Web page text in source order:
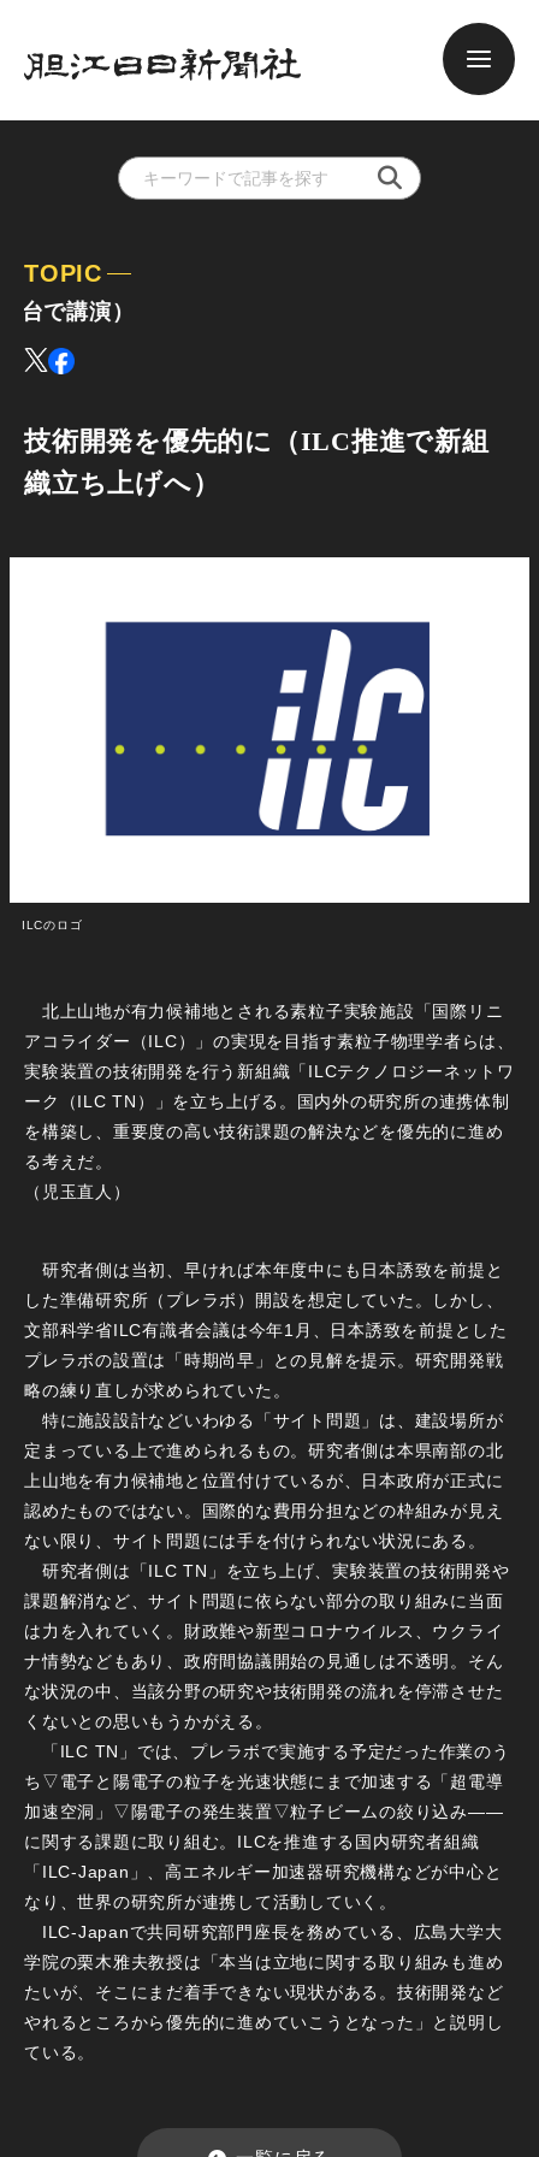
TOPIC
技術開発を優先的に（ILC推進で新組
織立ち上げへ）
ILCのロゴ
北上山地が有力候補地とされる素粒子実験施設「国際リニ
アコライダー（ILC）」の実現を目指す素粒子物理学者らは、
実験装置の技術開発を行う新組織「ILCテクノロジーネットワ
ーク（ILC TN）」を立ち上げる。国内外の研究所の連携体制
を構築し、重要度の高い技術課題の解決などを優先的に進め
る考えだ。
（児玉直人）
研究者側は当初、早ければ本年度中にも日本誘致を前提と
した準備研究所（プレラボ）開設を想定していた。しかし、
文部科学省ILC有識者会議は今年1月、日本誘致を前提とした
プレラボの設置は「時期尚早」との見解を提示。研究開発戦
略の練り直しが求められていた。
特に施設設計などいわゆる「サイト問題」は、建設場所が
定まっている上で進められるもの。研究者側は本県南部の北
上山地を有力候補地と位置付けているが、日本政府が正式に
認めたものではない。国際的な費用分担などの枠組みが見え
ない限り、サイト問題には手を付けられない状況にある。
研究者側は「ILC TN」を立ち上げ、実験装置の技術開発や
課題解消など、サイト問題に依らない部分の取り組みに当面
は力を入れていく。財政難や新型コロナウイルス、ウクライ
ナ情勢などもあり、政府間協議開始の見通しは不透明。そん
な状況の中、当該分野の研究や技術開発の流れを停滞させた
くないとの思いもうかがえる。
「ILC TN」では、プレラボで実施する予定だった作業のう
ち▽電子と陽電子の粒子を光速状態にまで加速する「超電導
加速空洞」▽陽電子の発生装置▽粒子ビームの絞り込み――
に関する課題に取り組む。ILCを推進する国内研究者組織
「ILC-Japan」、高エネルギー加速器研究機構などが中心と
なり、世界の研究所が連携して活動していく。
ILC-Japanで共同研究部門座長を務めている、広島大学大
学院の栗木雅夫教授は「本当は立地に関する取り組みも進め
たいが、そこにまだ着手できない現状がある。技術開発など
やれるところから優先的に進めていこうとなった」と説明し
ている。